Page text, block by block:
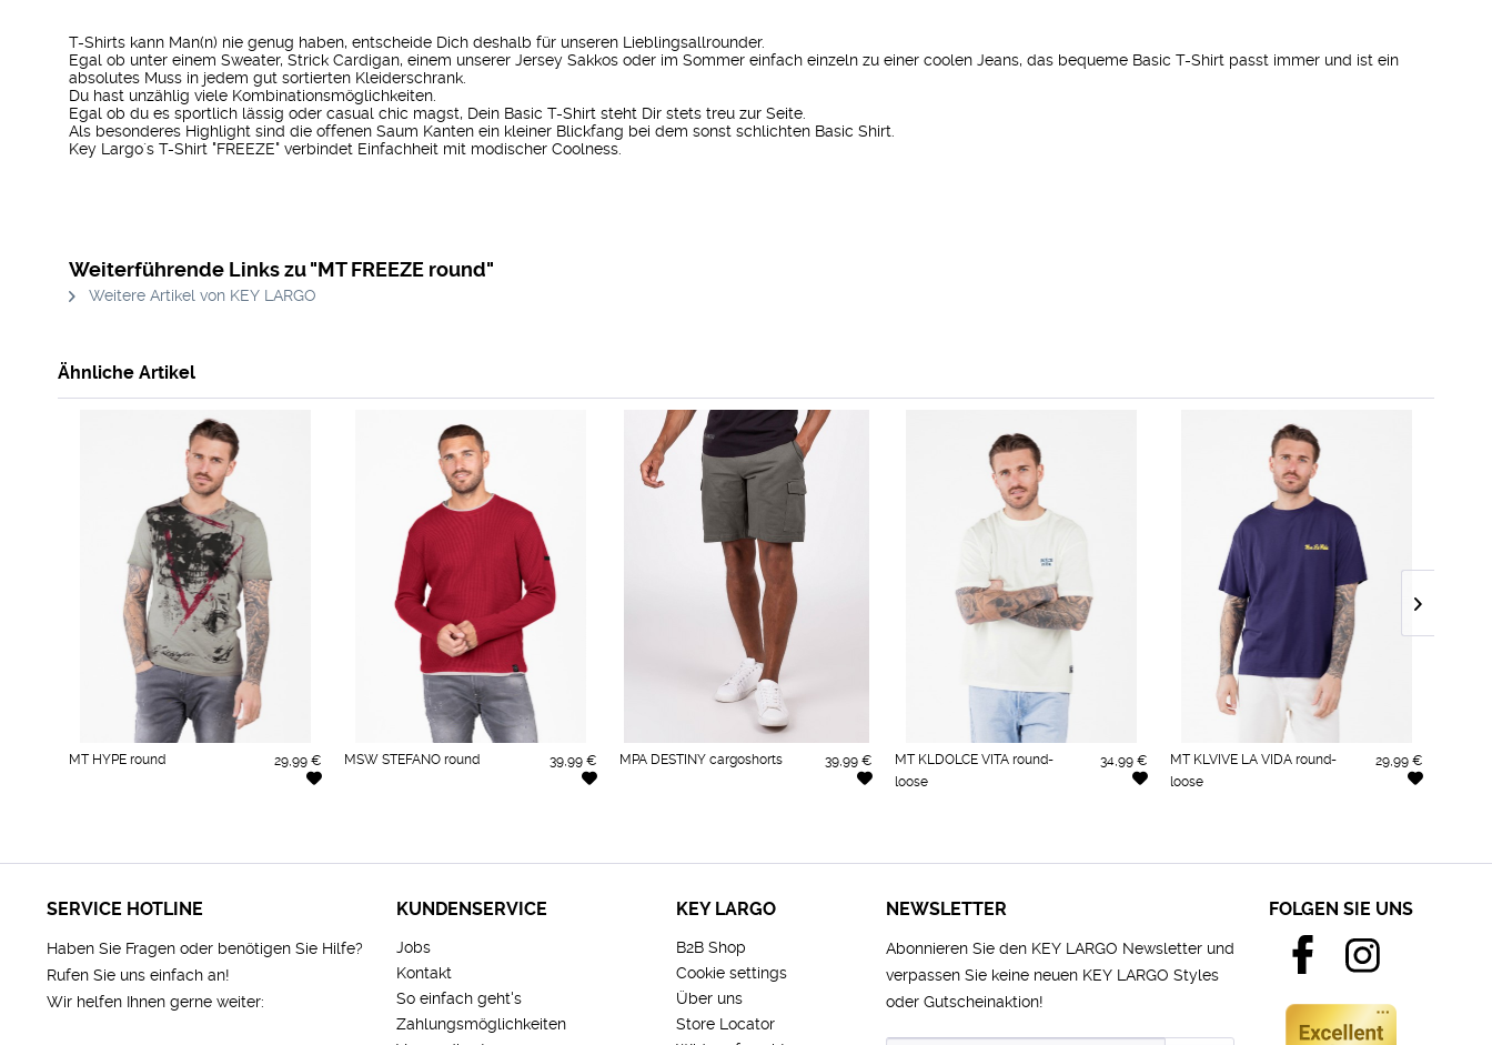
T-Shirts kann Man(n) nie genug haben, entscheide Dich deshalb für unseren Lieblingsallrounder.
Egal ob unter einem Sweater, Strick Cardigan, einem unserer Jersey Sakkos oder im Sommer einfach einzeln zu einer coolen Jeans, das bequeme Basic T-Shirt passt immer und ist ein
absolutes Muss in jedem gut sortierten Kleiderschrank.
Du hast unzählig viele Kombinationsmöglichkeiten.
Egal ob du es sportlich lässig oder casual chic magst, Dein Basic T-Shirt steht Dir stets treu zur Seite.
Als besonderes Highlight sind die offenen Saum Kanten ein kleiner Blickfang bei dem sonst schlichten Basic Shirt.
Key Largo´s T-Shirt "FREEZE" verbindet Einfachheit mit modischer Coolness.
Weiterführende Links zu "MT FREEZE round"
Weitere Artikel von KEY LARGO
Ähnliche Artikel
MT HYPE round 29,99 € MSW STEFANO round 39,99 € MPA DESTINY cargoshorts 39,99 €
MT KLDOLCE VITA round-
loose
34,99 €
MT KLVIVE LA VIDA round-
loose
29,99 €
SERVICE HOTLINE
Haben Sie Fragen oder benötigen Sie Hilfe?
Rufen Sie uns einfach an!
Wir helfen Ihnen gerne weiter:
KUNDENSERVICE
Jobs
Kontakt
So einfach geht's
Zahlungsmöglichkeiten
KEY LARGO
B2B Shop
Cookie settings
Über uns
Store Locator
NEWSLETTER
Abonnieren Sie den KEY LARGO Newsletter und
verpassen Sie keine neuen KEY LARGO Styles
oder Gutscheinaktion!
FOLGEN SIE UNS